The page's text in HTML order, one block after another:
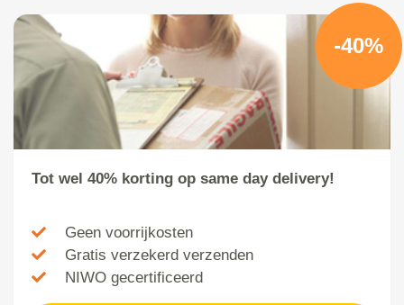
-40%
Tot wel 40% korting op same day delivery!
Geen voorrijkosten
Gratis verzekerd verzenden
NIWO gecertificeerd